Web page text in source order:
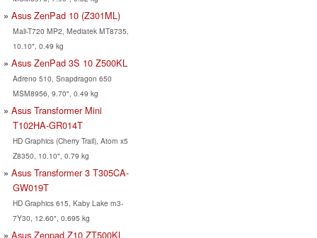
Asus ZenPad 10 (Z301ML)
Mali-T720 MP2, Mediatek MT8735,
10.10", 0.49 kg
Asus ZenPad 3S 10 Z500KL
Adreno 510, Snapdragon 650
MSM8956, 9.70", 0.49 kg
Asus Transformer Mini
T102HA-GR014T
HD Graphics (Cherry Trail), Atom x5
Z8350, 10.10", 0.79 kg
Asus Transformer 3 T305CA-
GW019T
HD Graphics 615, Kaby Lake m3-
7Y30, 12.60", 0.695 kg
Asus Zenpad Z10 ZT500KL